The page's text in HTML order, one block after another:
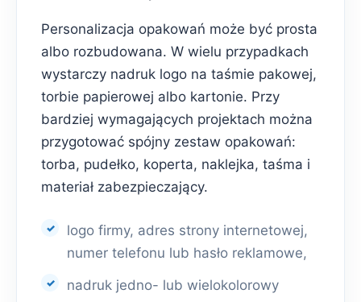
Personalizacja opakowań może być prosta
albo rozbudowana. W wielu przypadkach
wystarczy nadruk logo na taśmie pakowej,
torbie papierowej albo kartonie. Przy
bardziej wymagających projektach można
przygotować spójny zestaw opakowań:
torba, pudełko, koperta, naklejka, taśma i
materiał zabezpieczający.
logo firmy, adres strony internetowej,
numer telefonu lub hasło reklamowe,
nadruk jedno- lub wielokolorowy